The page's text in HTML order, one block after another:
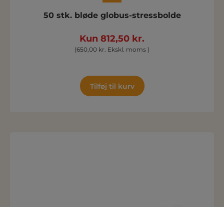
50 stk. bløde globus-stressbolde
Kun 812,50 kr.
(650,00 kr. Ekskl. moms )
Tilføj til kurv